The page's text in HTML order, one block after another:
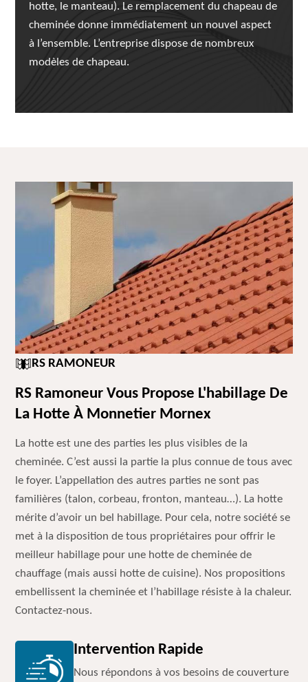
hotte, le manteau). Le remplacement du chapeau de
cheminée donne immédiatement un nouvel aspect
à l’ensemble. L’entreprise dispose de nombreux
modèles de chapeau.
RS RAMONEUR
RS Ramoneur Vous Propose L'habillage De
La Hotte À Monnetier Mornex
La hotte est une des parties les plus visibles de la
cheminée. C’est aussi la partie la plus connue de tous avec
le foyer. L’appellation des autres parties ne sont pas
familières (talon, corbeau, fronton, manteau…). La hotte
mérite d’avoir un bel habillage. Pour cela, notre société se
met à la disposition de tous propriétaires pour offrir le
meilleur habillage pour une hotte de cheminée de
chauffage (mais aussi hotte de cuisine). Nos propositions
embellissent la cheminée et l’habillage résiste à la chaleur.
Contactez-nous.
Intervention Rapide
Nous répondons à vos besoins de couverture